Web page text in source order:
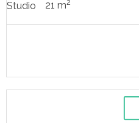
Studio 21 m2